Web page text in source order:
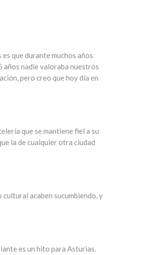
que durante muchos años
años nadie valoraba nuestros
pero creo que hoy día en
que se mantiene fiel a su
la de cualquier otra ciudad
acaben sucumbiendo, y
es un hito para Asturias.